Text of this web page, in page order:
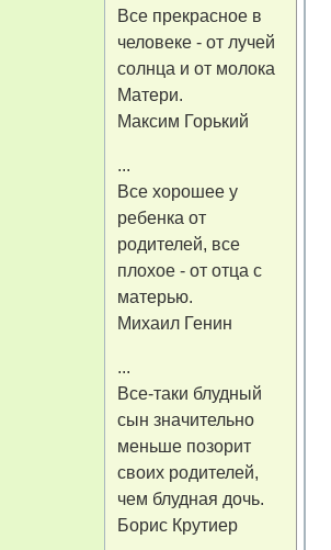
Все прекрасное в
человеке - от лучей
солнца и от молока
Матери.
Максим Горький
...
Все хорошее у
ребенка от
родителей, все
плохое - от отца с
матерью.
Михаил Генин
...
Все-таки блудный
сын значительно
меньше позорит
своих родителей,
чем блудная дочь.
Борис Крутиер